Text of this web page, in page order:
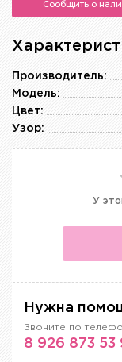
Сообщить о
Производитель:
Модель:
Цвет:
Узор:
У
Нужна
Звоните по
8 926 873 53